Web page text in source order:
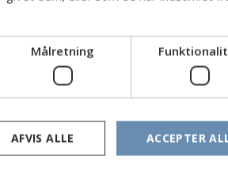
Målretning
ACCEPTER
AFVIS ALLE